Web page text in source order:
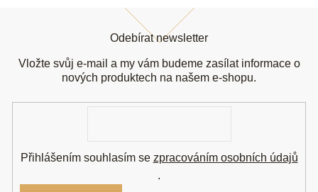
Odebírat newsletter
Vložte svůj e-mail a my vám budeme zasílat informace o
nových produktech na našem e-shopu.
Přihlášením souhlasím se zpracováním osobních údajů
.